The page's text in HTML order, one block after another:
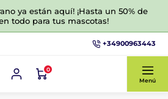
ya están aquí! ¡Hasta un 50% de
todo para tus mascotas!
+34900963443
0
Menú